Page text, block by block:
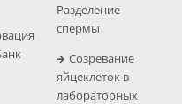
Pазделение
спермы
Созревание
яйцеклеток в
лабораторных